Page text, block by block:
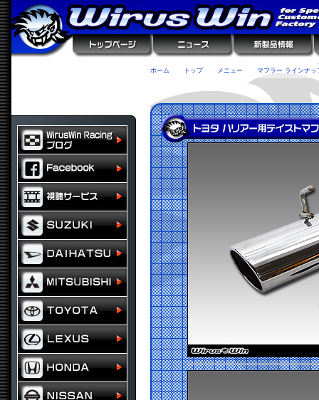
ホーム トップ メニュー マフラー ラインナッ